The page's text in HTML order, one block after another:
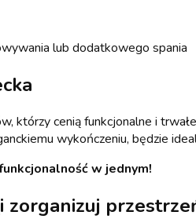
lub dodatkowego spania
którzy cenią funkcjonalne i
wykończeniu, będzie
w jednym!
i zorganizuj